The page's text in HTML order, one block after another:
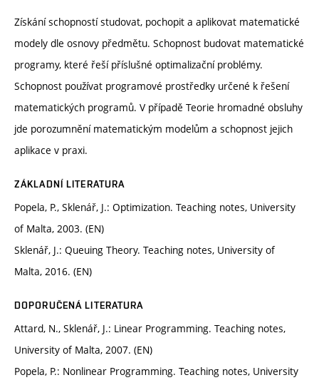
Získání schopností studovat, pochopit a aplikovat matematické
modely dle osnovy předmětu. Schopnost budovat matematické
programy, které řeší příslušné optimalizační problémy.
Schopnost používat programové prostředky určené k řešení
matematických programů. V případě Teorie hromadné obsluhy
jde porozumnění matematickým modelům a schopnost jejich
aplikace v praxi.
ZÁKLADNÍ LITERATURA
Popela, P., Sklenář, J.: Optimization. Teaching notes, University
of Malta, 2003. (EN)
Sklenář, J.: Queuing Theory. Teaching notes, University of
Malta, 2016. (EN)
DOPORUČENÁ LITERATURA
Attard, N., Sklenář, J.: Linear Programming. Teaching notes,
University of Malta, 2007. (EN)
Popela, P.: Nonlinear Programming. Teaching notes, University